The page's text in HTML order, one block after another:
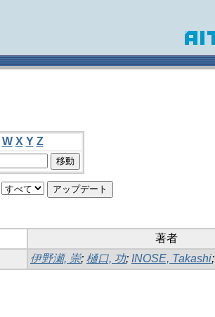
W X Y Z
著者
伊野瀬, 崇; 樋口, 功; INOSE, Takashi;